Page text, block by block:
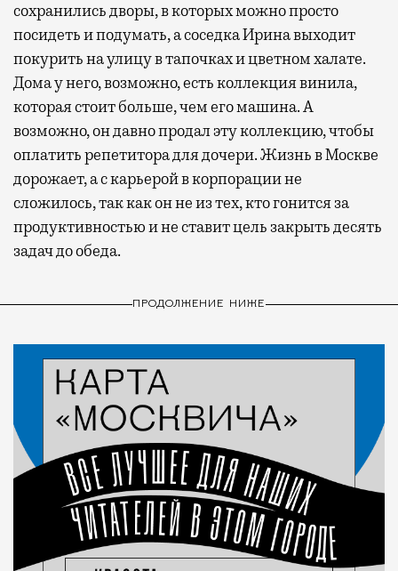
сохранились дворы, в которых можно просто
посидеть и подумать, а соседка Ирина выходит
покурить на улицу в тапочках и цветном халате.
Дома у него, возможно, есть коллекция винила,
которая стоит больше, чем его машина. А
возможно, он давно продал эту коллекцию, чтобы
оплатить репетитора для дочери. Жизнь в Москве
дорожает, а с карьерой в корпорации не
сложилось, так как он не из тех, кто гонится за
продуктивностью и не ставит цель закрыть десять
задач до обеда.
ПРОДОЛЖЕНИЕ НИЖЕ